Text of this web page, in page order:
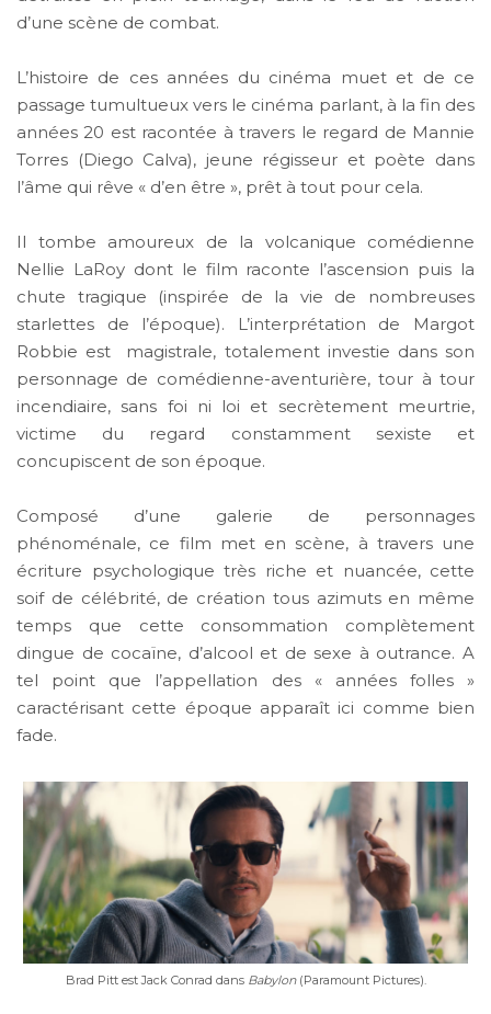
d’une scène de combat.
L’histoire de ces années du cinéma muet et de ce
passage tumultueux vers le cinéma parlant, à la fin des
années 20 est racontée à travers le regard de Mannie
Torres (Diego Calva), jeune régisseur et poète dans
l’âme qui rêve « d’en être », prêt à tout pour cela.
Il tombe amoureux de la volcanique comédienne
Nellie LaRoy dont le film raconte l’ascension puis la
chute tragique (inspirée de la vie de nombreuses
starlettes de l’époque). L’interprétation de Margot
Robbie est magistrale, totalement investie dans son
personnage de comédienne-aventurière, tour à tour
incendiaire, sans foi ni loi et secrètement meurtrie,
victime du regard constamment sexiste et
concupiscent de son époque.
Composé d’une galerie de personnages
phénoménale, ce film met en scène, à travers une
écriture psychologique très riche et nuancée, cette
soif de célébrité, de création tous azimuts en même
temps que cette consommation complètement
dingue de cocaïne, d’alcool et de sexe à outrance. A
tel point que l’appellation des « années folles »
caractérisant cette époque apparaît ici comme bien
fade.
Brad Pitt est Jack Conrad dans Babylon(Paramount Pictures).